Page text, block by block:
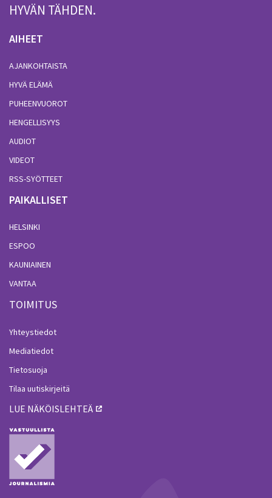
HYVÄN TÄHDEN.
AIHEET
AJANKOHTAISTA
HYVÄ ELÄMÄ
PUHEENVUOROT
HENGELLISYYS
AUDIOT
VIDEOT
RSS-SYÖTTEET
PAIKALLISET
HELSINKI
ESPOO
KAUNIAINEN
VANTAA
TOIMITUS
Yhteystiedot
Mediatiedot
Tietosuoja
Tilaa uutiskirjeitä
LUE NÄKÖISLEHTEÄ